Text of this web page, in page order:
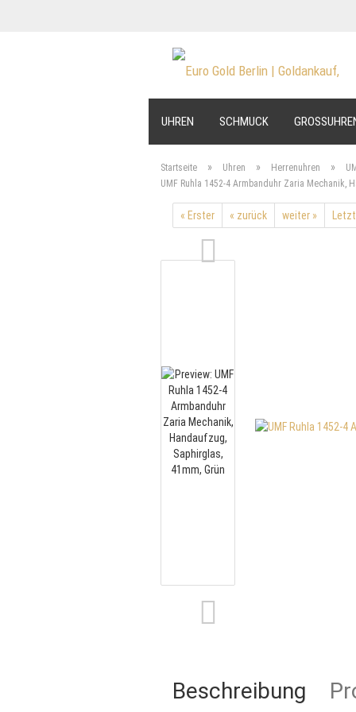
UHREN SCHMUCK
Startseite » Uhren » Herrenuhren »
UMF Ruhla 1452-4 Armbanduhr Zaria Mechanik,
« Erster « zurück weiter »
Beschreibung